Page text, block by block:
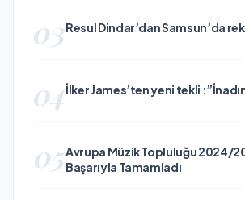
03Resul Dindar’dan Samsun’da
04İlker James’ten yeni tekli
05Avrupa Müzik Topluluğu 2024/
Başarıyla Tamamladı